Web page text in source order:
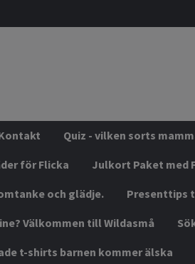
Quiz - vilken sorts
för Flicka Julkort Paket med
och glädje. Presenttips
Välkommen till Wildasmå
t-shirts barnen kommer älska